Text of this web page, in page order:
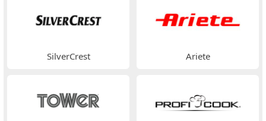
SilverCrest Ariete